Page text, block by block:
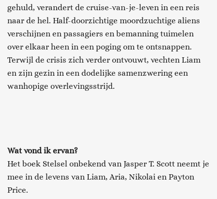
gehuld, verandert de cruise-van-je-leven in een reis
naar de hel. Half-doorzichtige moordzuchtige aliens
verschijnen en passagiers en bemanning tuimelen
over elkaar heen in een poging om te ontsnappen.
Terwijl de crisis zich verder ontvouwt, vechten Liam
en zijn gezin in een dodelijke samenzwering een
wanhopige overlevingsstrijd.
Wat vond ik ervan?
Het boek Stelsel onbekend van Jasper T. Scott neemt je
mee in de levens van Liam, Aria, Nikolai en Payton
Price.